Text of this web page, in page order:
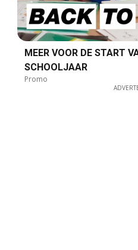
MEER VOOR DE START
SCHOOLJAAR
Promo